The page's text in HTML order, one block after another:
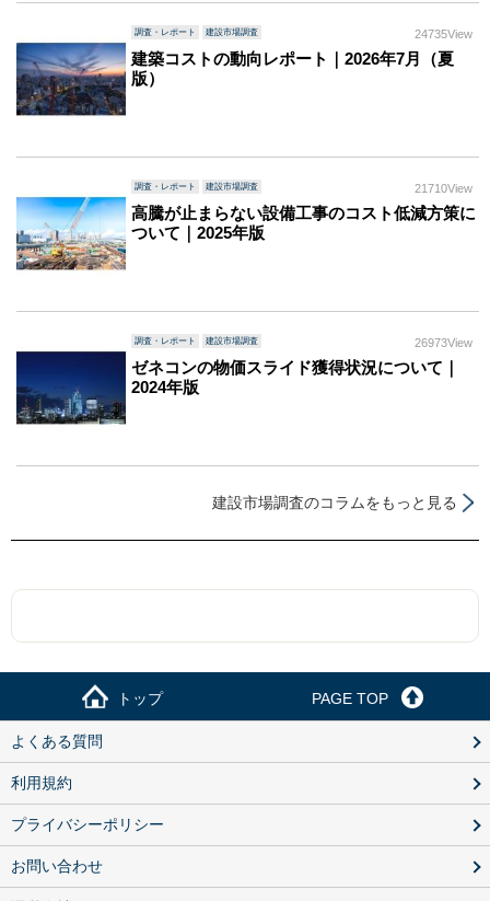
調査・レポート 建設市場調査 24735View
建築コストの動向レポート｜2026年7月（夏
版）
調査・レポート 建設市場調査 21710View
高騰が止まらない設備工事のコスト低減方策に
ついて｜2025年版
調査・レポート 建設市場調査 26973View
ゼネコンの物価スライド獲得状況について｜
2024年版
建設市場調査のコラムをもっと見る
トップ PAGE TOP
よくある質問
利用規約
プライバシーポリシー
お問い合わせ